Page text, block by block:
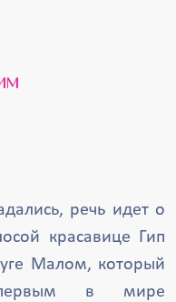
речь идет о
красавице Гип
Малом, который
первым в мире